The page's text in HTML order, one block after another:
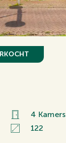
4 Kamers
122